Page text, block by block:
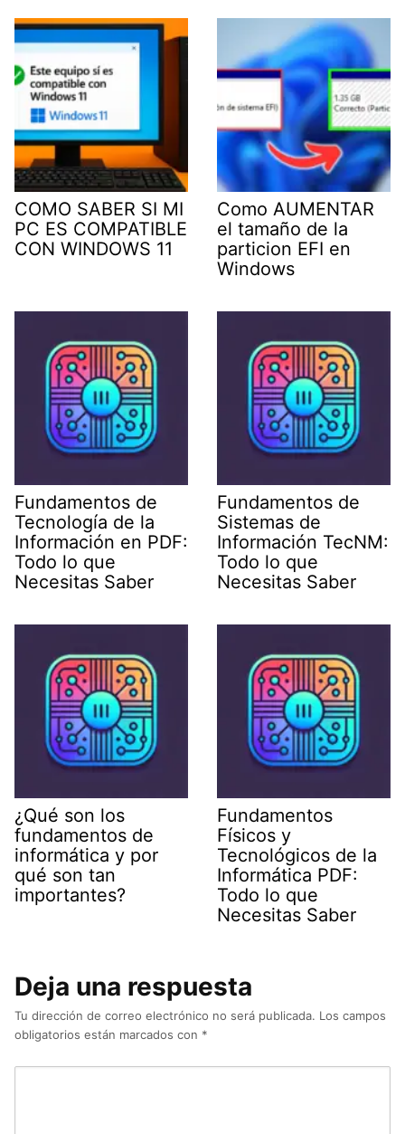
COMO SABER SI MI
PC ES COMPATIBLE
CON WINDOWS 11
Como AUMENTAR
el tamaño de la
particion EFI en
Windows
Fundamentos de
Tecnología de la
Información en PDF:
Todo lo que
Necesitas Saber
Fundamentos de
Sistemas de
Información TecNM:
Todo lo que
Necesitas Saber
¿Qué son los
fundamentos de
informática y por
qué son tan
importantes?
Fundamentos
Físicos y
Tecnológicos de la
Informática PDF:
Todo lo que
Necesitas Saber
Deja una respuesta
Tu dirección de correo electrónico no será publicada. Los campos
obligatorios están marcados con *